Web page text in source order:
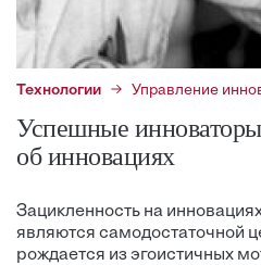
Технологии Управление
Успешные
об инновациях
Зацикленность на
являются самодостаточной
рождается из эгоистичных